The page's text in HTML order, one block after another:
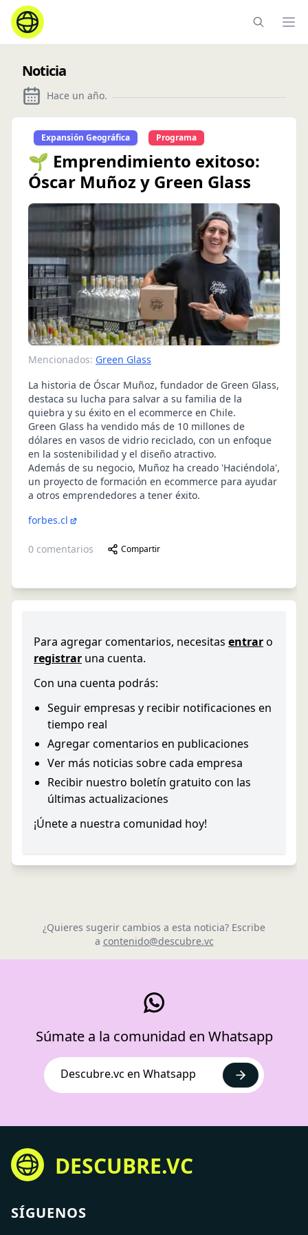
Noticia
Hace un año.
Expansión Geográfica Programa
🌱 Emprendimiento exitoso:
Óscar Muñoz y Green Glass
Mencionados: Green Glass
La historia de Óscar Muñoz, fundador de Green Glass,
destaca su lucha para salvar a su familia de la
quiebra y su éxito en el ecommerce en Chile.
Green Glass ha vendido más de 10 millones de
dólares en vasos de vidrio reciclado, con un enfoque
en la sostenibilidad y el diseño atractivo.
Además de su negocio, Muñoz ha creado 'Haciéndola',
un proyecto de formación en ecommerce para ayudar
a otros emprendedores a tener éxito.
forbes.cl
0 comentarios Compartir
Para agregar comentarios, necesitas entraro
registrar una cuenta.
Con una cuenta podrás:
Seguir empresas y recibir notificaciones en
tiempo real
Agregar comentarios en publicaciones
Ver más noticias sobre cada empresa
Recibir nuestro boletín gratuito con las
últimas actualizaciones
¡Únete a nuestra comunidad hoy!
¿Quieres sugerir cambios a esta noticia? Escribe
a contenido@descubre.vc
Súmate a la comunidad en Whatsapp
Descubre.vc en Whatsapp
DESCUBRE.VC
SÍGUENOS